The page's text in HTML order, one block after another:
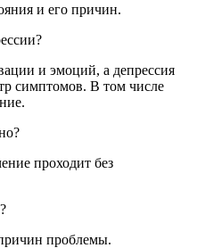
и его причин.
и эмоций, а депрессия
симптомов. В том числе
проходит без
проблемы.